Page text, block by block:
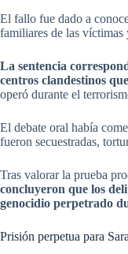
El fallo fue dado a
familiares de las víctimas
La sentencia
centros clandestinos
operó durante el
El debate oral había
fueron secuestradas,
Tras valorar la prueba
concluyeron que los
genocidio perpetrado
Prisión perpetua para